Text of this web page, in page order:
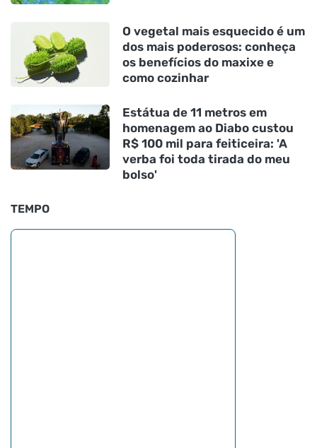
O vegetal mais esquecido é um
dos mais poderosos: conheça
os benefícios do maxixe e
como cozinhar
Estátua de 11 metros em
homenagem ao Diabo custou
R$ 100 mil para feiticeira: 'A
verba foi toda tirada do meu
bolso'
TEMPO